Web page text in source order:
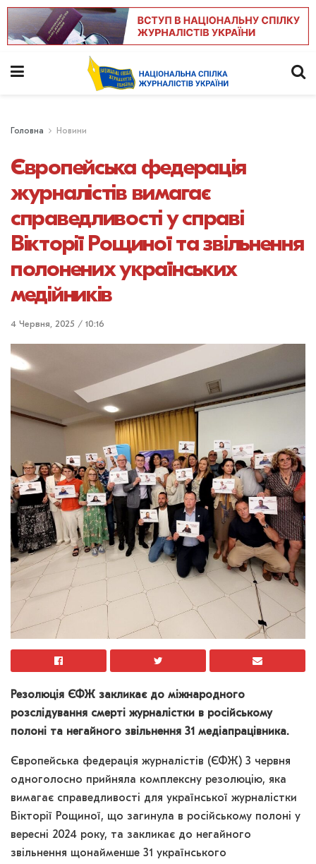
Головна Новини
Європейська федерація
журналістів вимагає
справедливості у справі
Вікторії Рощиної та звільнення
полонених українських
медійників
4 Червня, 2025 / 10:16
Резолюція ЄФЖ закликає до міжнародного
розслідування смерті журналістки в російському
полоні та негайного звільнення 31 медіапрацівника.
Європейська федерація журналістів (ЄФЖ) 3 червня
одноголосно прийняла комплексну резолюцію, яка
вимагає справедливості для української журналістки
Вікторії Рощиної, що загинула в російському полоні у
вересні 2024 року, та закликає до негайного
звільнення щонайменше 31 українського